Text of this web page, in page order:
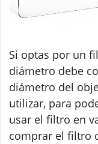
Si optas por un
diámetro debe
diámetro del
utilizar, para
usar el filtro en
comprar el filtro